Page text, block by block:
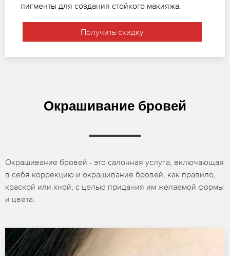
пигменты для создания стойкого макияжа.
Получить скидку
Окрашивание бровей
Окрашивание бровей - это салонная услуга, включающая
в себя коррекцию и окрашивание бровей, как правило,
краской или хной, с целью придания им желаемой формы
и цвета.